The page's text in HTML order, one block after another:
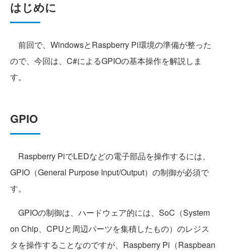
はじめに
前回で、WindowsとRaspberry Pi環境の準備が整った
ので、今回は、C#によるGPIOの基本操作を解説しま
す。
GPIO
Raspberry PiでLEDなどの電子部品を操作するには、
GPIO（General Purpose Input/Output）の制御が必須で
す。
GPIOの制御は、ハードウェア的には、SoC（System
on Chip、CPUと周辺パーツを集積したもの）のレジス
タを操作することなのですが、Raspberry Pi（Raspbean